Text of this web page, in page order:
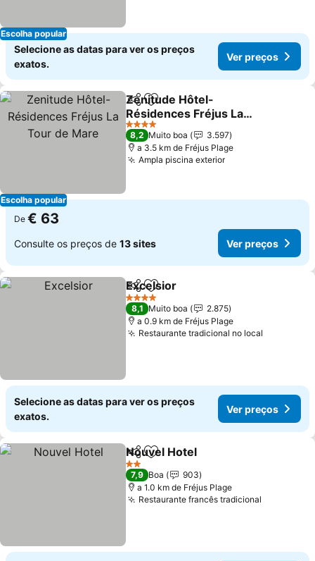
Escolha popular
Selecione as datas para ver os preços
exatos.
Ver preços
Escolha popular
PartilharAdicionar aos favoritos
Zenitude Hôtel-
Résidences Fréjus La
Tour de Mare
Ver preços
4 Estrelas
8,2 Muito boa
3.597
a 3.5 km de Fréjus Plage
Ampla piscina exteriorVer preços
De € 63
Consulte os preços de 13 sites Ver preços
PartilharAdicionar aos favoritos
Excelsior
4 Estrelas
8,1 Muito boa
2.875
a 0.9 km de Fréjus Plage
Restaurante tradicional no local
Selecione as datas para ver os preços
exatos.
Ver preços
PartilharAdicionar aos favoritos
Nouvel Hotel
2 Estrelas
7,9 Boa
903
a 1.0 km de Fréjus Plage
Restaurante francês tradicional